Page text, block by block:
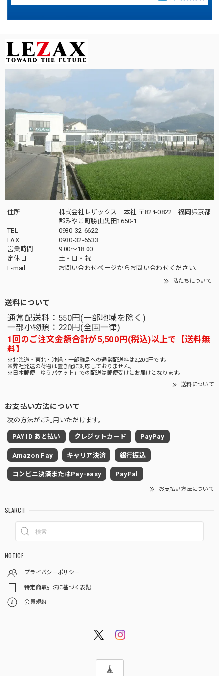
住所
株式会社レザックス 本社 〒824-0822 福岡県京都
郡みやこ町勝山黒田1650-1
TEL
0930-32-6622
FAX
0930-32-6633
営業時間
9:00〜18:00
定休日
土・日・祝
E-mail
お問い合わせページからお問い合わせください。
私たちについて
送料について
通常配送料：550円(一部地域を除く)
一部小物類：220円(全国一律)
1回のご注文金額合計が5,500円(税込)以上で【送料無
料】
※北海道・東北・沖縄・一部離島への通常配送料は2,200円です。
※弊社発送の荷物は置き配に対応しておりません。
※日本郵便「ゆうパケット」での配送は郵便受けにお届けとなります。
送料について
お支払い方法について
次の方法がご利用いただけます。
PAY ID あと払い クレジットカード PayPay
Amazon Pay キャリア決済 銀行振込
コンビニ決済またはPay-easy PayPal
お支払い方法について
SEARCH
NOTICE
プライバシーポリシー
特定商取引法に基づく表記
会員規約